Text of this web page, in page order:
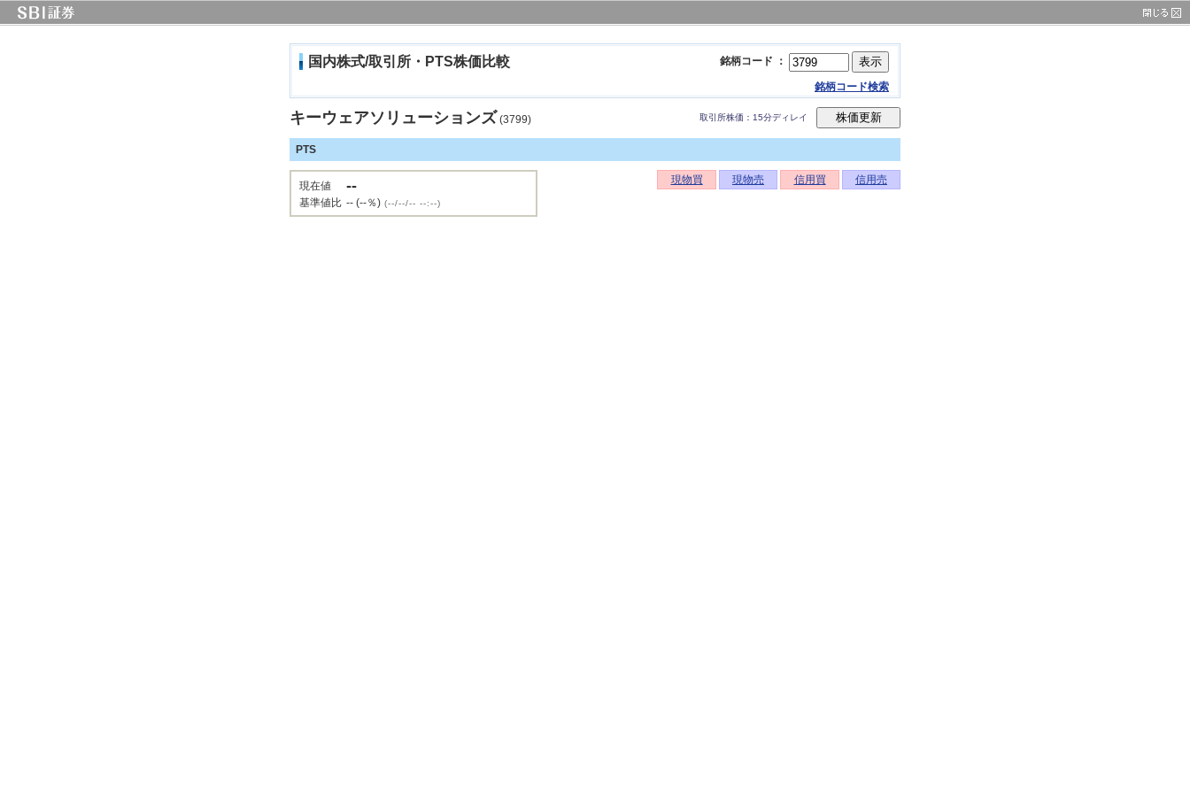
国内株式/取引所・PTS株価比較 銘柄コード ：
銘柄コード検索
キーウェアソリューションズ (3799) 取引所株価：15分ディレイ
PTS
現在値 --
基準値比 -- (--％) (--/--/-- --:--)
現物買 現物売 信用買 信用売